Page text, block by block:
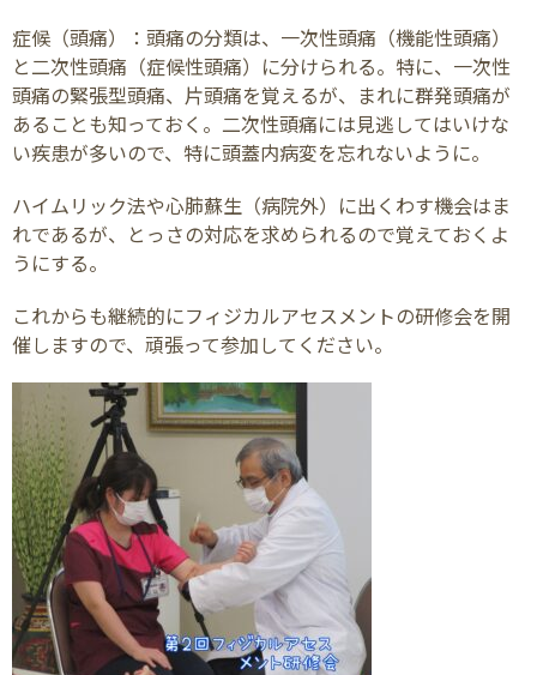
症候（頭痛）：頭痛の分類は、一次性頭痛（機能性頭痛）
と二次性頭痛（症候性頭痛）に分けられる。特に、一次性
頭痛の緊張型頭痛、片頭痛を覚えるが、まれに群発頭痛が
あることも知っておく。二次性頭痛には見逃してはいけな
い疾患が多いので、特に頭蓋内病変を忘れないように。
ハイムリック法や心肺蘇生（病院外）に出くわす機会はま
れであるが、とっさの対応を求められるので覚えておくよ
うにする。
これからも継続的にフィジカルアセスメントの研修会を開
催しますので、頑張って参加してください。